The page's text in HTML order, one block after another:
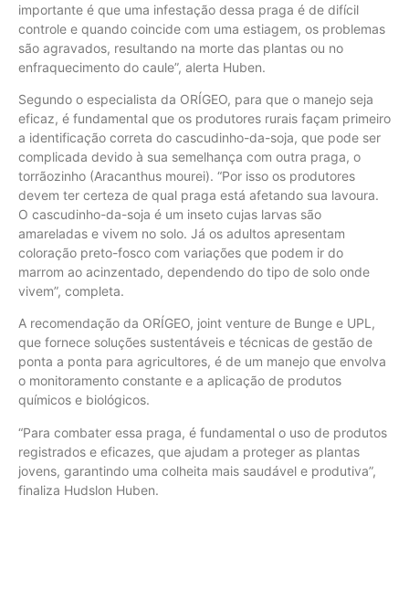
importante é que uma infestação dessa praga é de difícil
controle e quando coincide com uma estiagem, os problemas
são agravados, resultando na morte das plantas ou no
enfraquecimento do caule”, alerta Huben.
Segundo o especialista da ORÍGEO, para que o manejo seja
eficaz, é fundamental que os produtores rurais façam primeiro
a identificação correta do cascudinho-da-soja, que pode ser
complicada devido à sua semelhança com outra praga, o
torrãozinho (Aracanthus mourei). “Por isso os produtores
devem ter certeza de qual praga está afetando sua lavoura.
O cascudinho-da-soja é um inseto cujas larvas são
amareladas e vivem no solo. Já os adultos apresentam
coloração preto-fosco com variações que podem ir do
marrom ao acinzentado, dependendo do tipo de solo onde
vivem”, completa.
A recomendação da ORÍGEO, joint venture de Bunge e UPL,
que fornece soluções sustentáveis e técnicas de gestão de
ponta a ponta para agricultores, é de um manejo que envolva
o monitoramento constante e a aplicação de produtos
químicos e biológicos.
“Para combater essa praga, é fundamental o uso de produtos
registrados e eficazes, que ajudam a proteger as plantas
jovens, garantindo uma colheita mais saudável e produtiva”,
finaliza Hudslon Huben.